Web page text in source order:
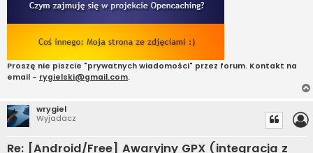
Proszę nie piszcie "prywatnych wiadomości" przez forum. Kontakt na
email - rygielski@gmail.com.
wrygiel
Wyjadacz
Re: [Android/Free] Awaryjny GPX (integracja z